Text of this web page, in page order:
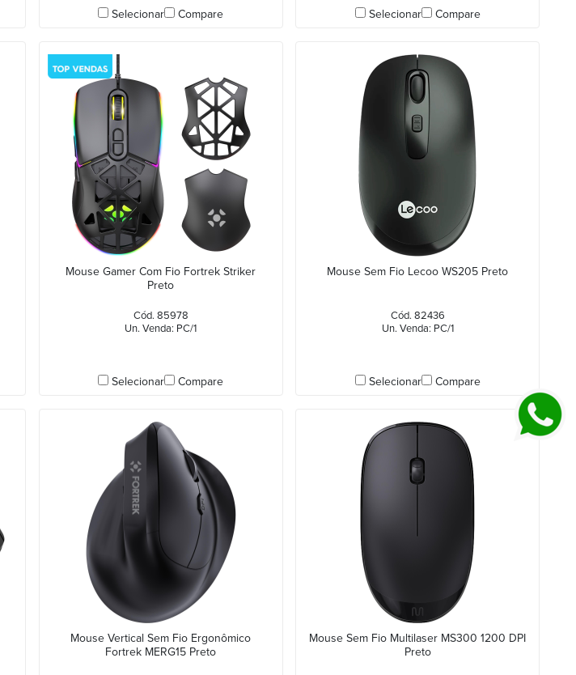
Selecionar Compare Selecionar Compare
Mouse Gamer Com Fio Fortrek Striker
Preto
Cód. 85978
Un. Venda: PC/1
Selecionar Compare
Mouse Sem Fio Lecoo WS205 Preto
Cód. 82436
Un. Venda: PC/1
Selecionar Compare
Mouse Vertical Sem Fio Ergonômico
Fortrek MERG15 Preto
Mouse Sem Fio Multilaser MS300 1200 DPI
Preto